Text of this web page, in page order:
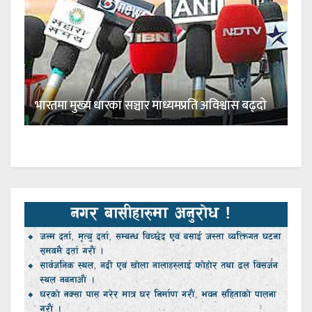
भारतमा मुख्य धारका सञ्चार माध्यमप्रति अविश्वास बढ्दो